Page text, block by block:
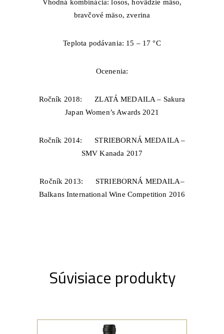
Vhodná kombinácia: losos, hovädzie mäso,
bravčové mäso, zverina
Teplota podávania: 15 – 17 °С
Ocenenia:
Ročník 2018: ZLATÁ MEDAILA – Sakura
Japan Women’s Awards 2021
Ročník 2014: STRIEBORNÁ MEDAILA –
SMV Kanada 2017
Ročník 2013: STRIEBORNÁ MEDAILA–
Balkans International Wine Competition 2016
Súvisiace produkty